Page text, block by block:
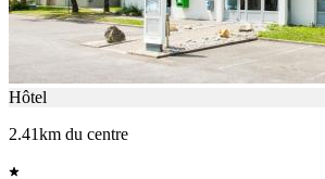
Hôtel
2.41km du centre